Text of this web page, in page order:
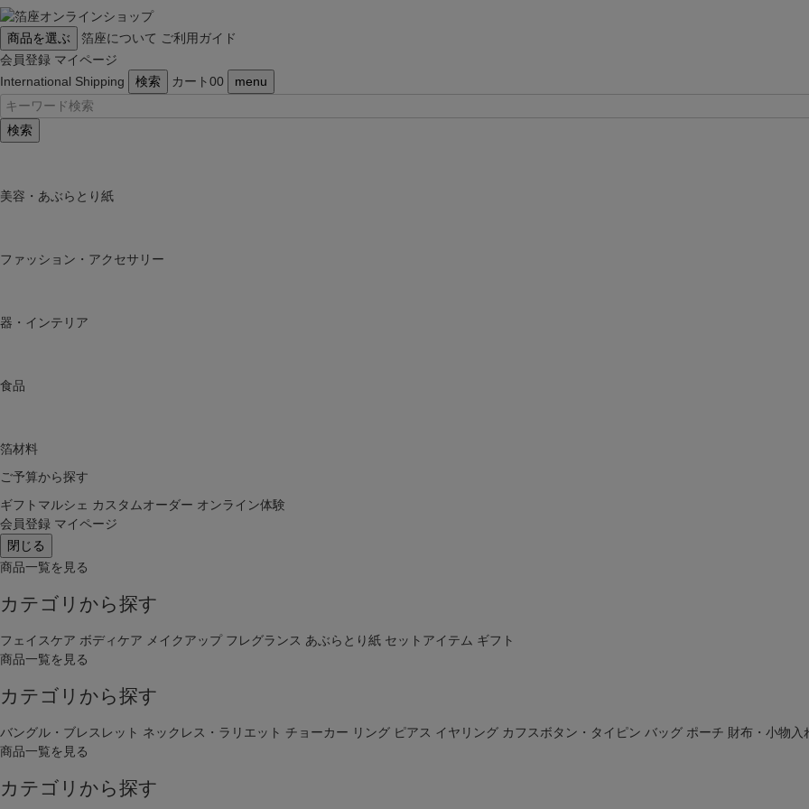
商品を選ぶ 箔座について ご利用ガイド
会員登録 マイページ
International Shipping
検索 カート00 menu
検索
美容・あぶらとり紙
ファッション・アクセサリー
器・インテリア
食品
箔材料
ご予算から探す
ギフトマルシェ カスタムオーダー オンライン体験
会員登録 マイページ
閉じる
商品一覧を見る
カテゴリから探す
フェイスケア ボディケア メイクアップ フレグランス あぶらとり紙 セットアイテム ギフト
商品一覧を見る
カテゴリから探す
バングル・ブレスレット ネックレス・ラリエット チョーカー リング ピアス イヤリング カフスボタン・タイピン バッグ ポーチ 財布・小物入
商品一覧を見る
カテゴリから探す